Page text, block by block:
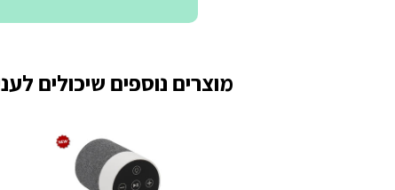
מוצרים נוספים שיכולים